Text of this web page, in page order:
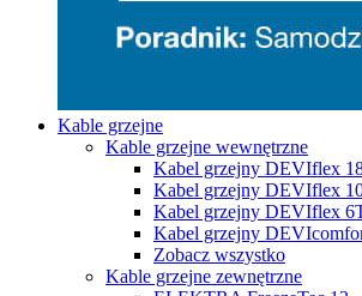
Kable grzejne
Kable grzejne wewnętrzne
Kabel grzejny DEVIflex
Kabel grzejny DEVIflex
Kabel grzejny DEVIflex
Kabel grzejny
Zobacz wszystko
Kable grzejne zewnętrzne